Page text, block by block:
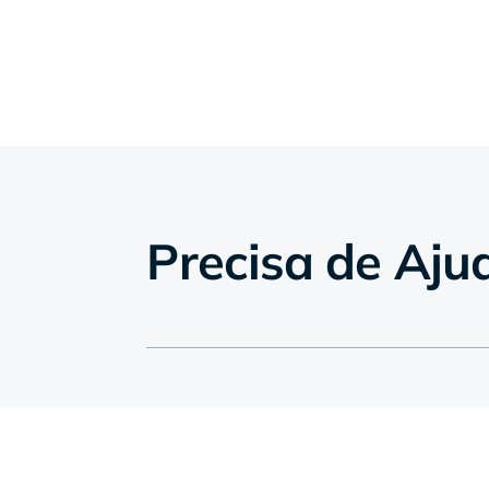
Precisa de